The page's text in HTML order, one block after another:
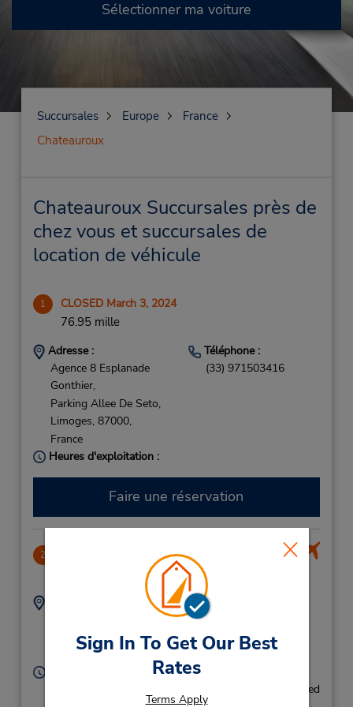
Sign In To Get Our Best
Rates
Terms Apply
Sélectionner ma voiture
Succursales Europe
France
Chateauroux
Chateauroux Succursales près de
chez vous et succursales de
location de véhicule
1 CLOSED March 3, 2024
76.95 mille
Adresse :
Agence 8 Esplanade
Gonthier,
Parking Allee De Seto,
Limoges, 87000,
France
Téléphone :
(33) 971503416
Heures d'exploitation :
Faire une réservation
2
Adresse :
Biard,
BIARD, 86580, France
Téléphone :
549581300
Heures d'exploitation :
Sun 3:00 PM - 4:00 PM; Mon 8:00 AM - 9:00 AM; Wed